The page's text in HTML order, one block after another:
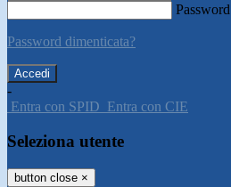
Password
Password dimenticata?
-
Entra con SPID Entra con CIE
Seleziona utente
button close ×